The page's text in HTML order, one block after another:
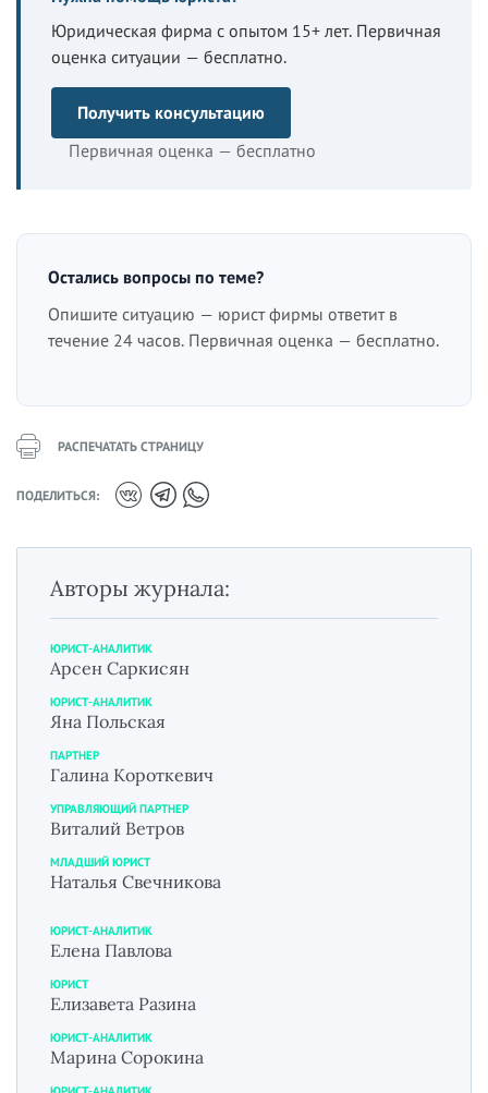
Юридическая фирма с опытом 15+ лет. Первичная
оценка ситуации — бесплатно.
Получить консультацию
Первичная оценка — бесплатно
Остались вопросы по теме?
Опишите ситуацию — юрист фирмы ответит в
течение 24 часов. Первичная оценка — бесплатно.
РАСПЕЧАТАТЬ СТРАНИЦУ
ПОДЕЛИТЬСЯ:
Авторы журнала:
ЮРИСТ-АНАЛИТИК
Арсен Саркисян
ЮРИСТ-АНАЛИТИК
Яна Польская
ПАРТНЕР
Галина Короткевич
УПРАВЛЯЮЩИЙ ПАРТНЕР
Виталий Ветров
МЛАДШИЙ ЮРИСТ
Наталья Свечникова
ЮРИСТ-АНАЛИТИК
Елена Павлова
ЮРИСТ
Елизавета Разина
ЮРИСТ-АНАЛИТИК
Марина Сорокина